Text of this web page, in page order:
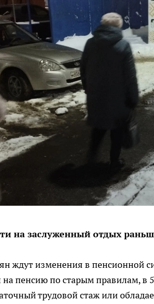
на заслуженный отдых
ждут изменения в пенсионной
пенсию по старым правилам, в
трудовой стаж или